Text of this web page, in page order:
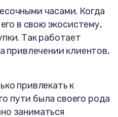
часами. Когда
в свою экосистему,
Так работает
привлечении клиентов,
привлекать к
пути была своего рода
заниматься